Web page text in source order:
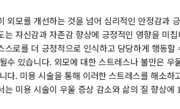
외모를 개선하는 것을 넘어 심리적인 안정감과
는 자신감과 자존감 향상에 긍정적인 영향을 미
스로를 더 긍정적으로 인식하고 당당하게 행동할
수 있습니다. 외모에 대한 스트레스나 불만은
다. 미용 시술을 통해 이러한 스트레스를 해소
는 미용 시술이 우울 증상 감소와 삶의 질 향상에